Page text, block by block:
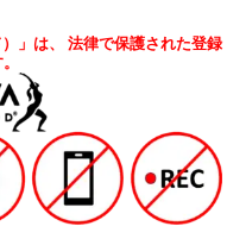
」は、 法律で保護された登録